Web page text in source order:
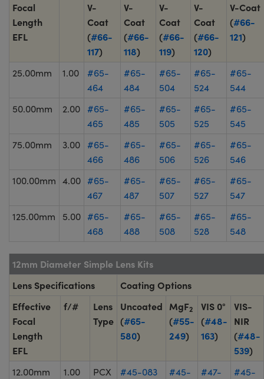
Focal
Length
EFL
V-
Coat
(#66-
117)
V-
Coat
(#66-
118)
V-
Coat
(#66-
119)
V-
Coat
(#66-
120)
V-Coat
(#66-
121)
25.00mm 1.00
#65-
464
#65-
484
#65-
504
#65-
524
#65-
544
50.00mm
2.00 #65-
465
#65-
485
#65-
505
#65-
525
#65-
545
75.00mm
3.00 #65-
466
#65-
486
#65-
506
#65-
526
#65-
546
100.00mm 4.00 #65-
467
#65-
487
#65-
507
#65-
527
#65-
547
125.00mm
5.00 #65-
468
#65-
488
#65-
508
#65-
528
#65-
548
12mm Diameter Simple Lens Kits
Lens Specifications
Coating Options
Effective
Focal
Length
EFL
f/#
Lens
Type
Uncoated
(#65-
580)
MgF2
(#55-
249)
VIS 0°
(#48-
163)
VIS-
NIR
(#48-
539)
12.00mm 1.00 PCX #45-083
#45-
#47-
#45-